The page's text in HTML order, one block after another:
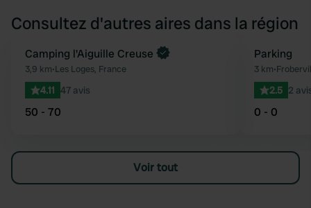
Consultez d'autres aires dans la région
Préféré
Camping l'Aiguille Creuse
3,9 km•Les Loges, France
4.11 47 avis
50 - 70
Parking
3 km•
2.5 2
0 - 0
Voir tout